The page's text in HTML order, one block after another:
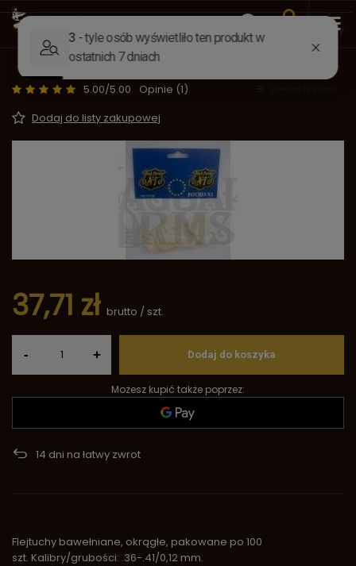
Strona główna Amunicja Smary, flejtuchy,
Flejtuchy .36-.41/0,12 mm USA 0536
5.00/5.00
Opinie (1)
Dodaj do listy zakupowej
37,71 zł brutto / szt.
- + Dodaj do koszyka
Możesz kupić także poprzez:
14 dni na łatwy zwrot
Flejtuchy bawełniane, okrągłe, pakowane po 100
szt. Kalibry/grubości: .36-.41/0,12 mm.